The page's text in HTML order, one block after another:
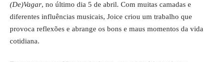
(De)Vagar, no último dia 5 de abril. Com muitas camadas e
diferentes influências musicais, Joice criou um trabalho que
provoca reflexões e abrange os bons e maus momentos da vida
cotidiana.